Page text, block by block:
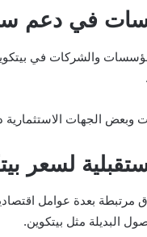
في دعم
الجهات الاستثمارية
لسعر
مرتبطة بعدة عوامل
البديلة مثل بيتكوين.